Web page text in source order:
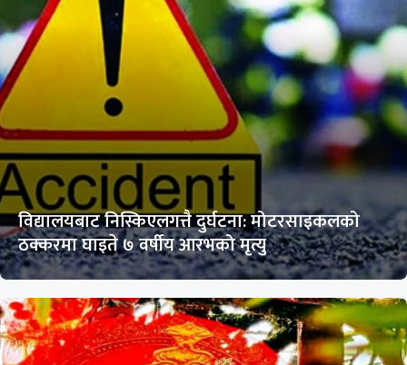
विद्यालयबाट निस्किएलगत्तै दुर्घटना: मोटरसाइकलको
ठक्करमा घाइते ७ वर्षीय आरभको मृत्यु